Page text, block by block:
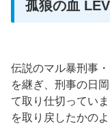
孤狼の血
伝説のマル暴刑事
を継ぎ、刑事の日
て取り仕切ってい
を取り戻したかの